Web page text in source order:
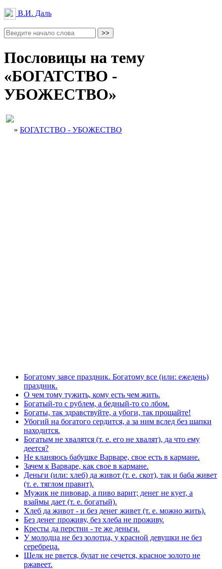
В.И. Даль
Пословицы на тему
«БОГАТСТВО -
УБОЖЕСТВО»
» БОГАТСТВО - УБОЖЕСТВО
Богатому завсе праздник. Богатому все (или: ежедень)
праздник.
О чем тому тужить, кому есть чем жить.
Богатый-то с рублем, а бедный-то со лбом.
Богаты, так здравствуйте, а убоги, так прощайте!
Убогий на богатого сердится, а за ним вслед без шапки
находится.
Богатым не хвалятся (т. е. его не хвалят), да что ему
деется?
Не кланяюсь бабушке Варваре, свое есть в кармане.
Зачем к Варваре, как свое в кармане.
Деньги (или: хлеб) да живот (т. е. скот), так и баба живет
(т. е. тяглом правит).
Мужик не пивовар, а пиво варит; денег не кует, а
взаймы дает (т. е. богатый).
Хлеб да живот - и без денег живет (т. е. можно жить).
Без денег проживу, без хлеба не проживу.
Кресты да перстни - те же деньги.
У молодца не без золотца, у красной девушки не без
серебреца.
Шелк не рвется, булат не сечется, красное золото не
ржавеет.